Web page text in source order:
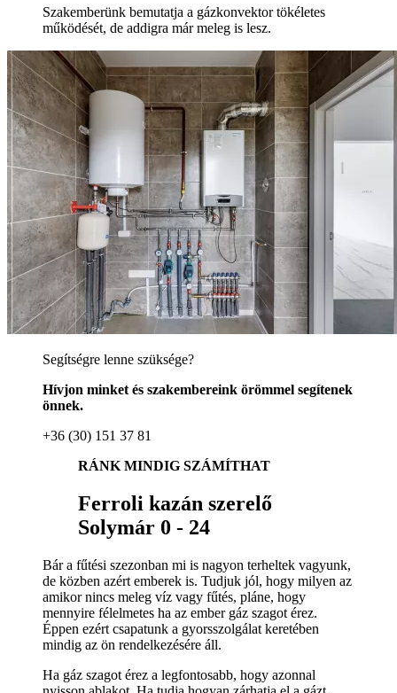
Szakemberünk bemutatja a gázkonvektor tökéletes
működését, de addigra már meleg is lesz.
Segítségre lenne szüksége?
Hívjon minket és szakembereink örömmel segítenek
önnek.
+36 (30) 151 37 81
RÁNK MINDIG SZÁMÍTHAT
Ferroli kazán szerelő
Solymár 0 - 24
Bár a fűtési szezonban mi is nagyon terheltek vagyunk,
de közben azért emberek is. Tudjuk jól, hogy milyen az
amikor nincs meleg víz vagy fűtés, pláne, hogy
mennyire félelmetes ha az ember gáz szagot érez.
Éppen ezért csapatunk a gyorsszolgálat keretében
mindig az ön rendelkezésére áll.
Ha gáz szagot érez a legfontosabb, hogy azonnal